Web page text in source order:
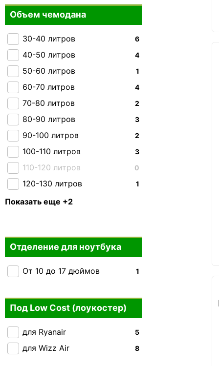
Hedgren
Объем чемодана
6
30-40 литров
4
40-50 литров
1
50-60 литров
4
60-70 литров
2
70-80 литров
3
80-90 литров
2
90-100 литров
3
100-110 литров
0
110-120 литров
1
120-130 литров
130-140 литров
Показать еще +2
Отделение для ноутбука
1
От 10 до 17 дюймов
Под Low Cost (лоукостер)
5
для Ryanair
8
для Wizz Air